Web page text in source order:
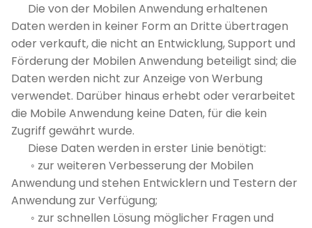
Die von der Mobilen Anwendung erhaltenen
Daten werden in keiner Form an Dritte übertragen
oder verkauft, die nicht an Entwicklung, Support und
Förderung der Mobilen Anwendung beteiligt sind; die
Daten werden nicht zur Anzeige von Werbung
verwendet. Darüber hinaus erhebt oder verarbeitet
die Mobile Anwendung keine Daten, für die kein
Zugriff gewährt wurde.
Diese Daten werden in erster Linie benötigt:
◦ zur weiteren Verbesserung der Mobilen
Anwendung und stehen Entwicklern und Testern der
Anwendung zur Verfügung;
◦ zur schnellen Lösung möglicher Fragen und